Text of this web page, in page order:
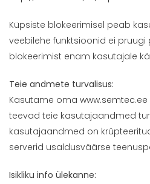
Küpsiste blokeerimisel peab
veebilehe funktsioonid ei pruugi
blokeerimist enam kasutajale
Teie andmete turvalisus:
Kasutame oma www.semtec.ee
teevad teie kasutajaandmed
kasutajaandmed on
serverid usaldusväärse
Isikliku info ülekanne: